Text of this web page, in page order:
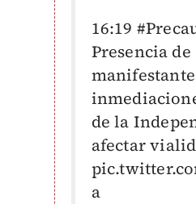
16:19
Presencia de
de la
afectar
a